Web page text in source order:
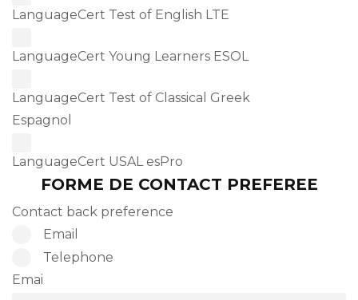
LanguageCert Test of English LTE
LanguageCert Young Learners ESOL
LanguageCert Test of Classical Greek
Espagnol
LanguageCert USAL esPro
FORME DE CONTACT PREFEREE
Contact back preference
Email
Telephone
Emai